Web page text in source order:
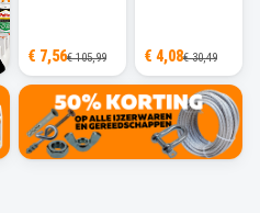
€ 7,56€ 105,99 € 4,08€ 30,49